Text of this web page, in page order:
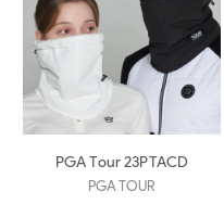
PGA Tour 23PTACD
PGA TOUR